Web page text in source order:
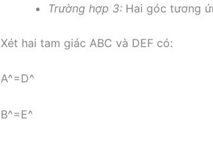
Trường hợp 3: Hai góc tương
Xét hai tam giác ABC và DEF có:
A^=D^
B^=E^